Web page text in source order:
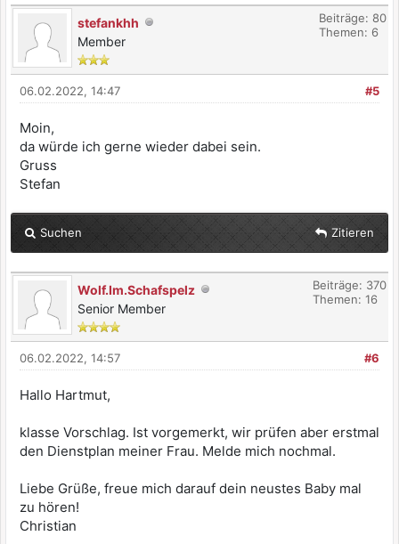
stefankhh
Member
Beiträge: 80
Themen: 6
#5
06.02.2022, 14:47
Moin,
da würde ich gerne wieder dabei sein.
Gruss
Stefan
Suchen Zitieren
Wolf.Im.Schafspelz
Senior Member
Beiträge: 370
Themen: 16
#6
06.02.2022, 14:57
Hallo Hartmut,
klasse Vorschlag. Ist vorgemerkt, wir prüfen aber erstmal
den Dienstplan meiner Frau. Melde mich nochmal.
Liebe Grüße, freue mich darauf dein neustes Baby mal
zu hören!
Christian